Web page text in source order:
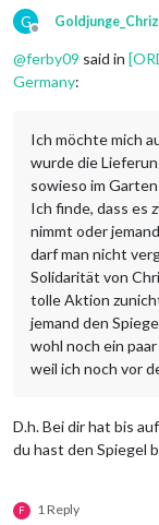
G
Offline
Goldjunge_Chriz
@ferby09 said in
Germany:
Ich möchte mich
wurde die
sowieso im
Ich finde, dass es
nimmt oder
darf man nicht
Solidarität von
tolle Aktion
jemand den
wohl noch ein
weil ich noch vor
D.h. Bei dir hat bis
du hast den Spiegel
F 1 Reply